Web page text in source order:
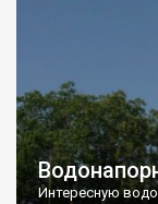
Интересную